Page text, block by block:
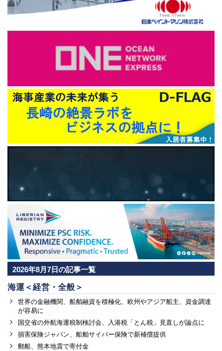
2026年8月7日の記事一覧
海運＜経営・全般＞
世界の金融機関、船舶融資を積極化、欧州やアジア船主、資金調達
が容易に
国交省の外航海運税制検討会、入港税「とん税」見直しが論点に
損害保険ジャパン、船舶サイバー保険で新補償提供
郵船、熊本地震で寄付金